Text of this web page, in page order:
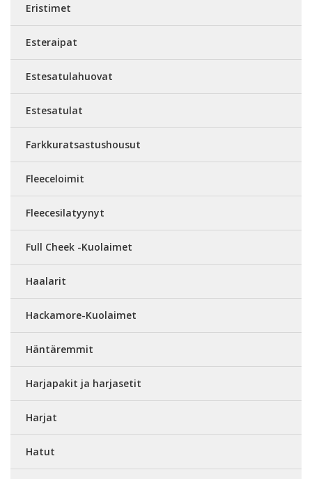
Eristimet
Esteraipat
Estesatulahuovat
Estesatulat
Farkkuratsastushousut
Fleeceloimit
Fleecesilatyynyt
Full Cheek -Kuolaimet
Haalarit
Hackamore-Kuolaimet
Häntäremmit
Harjapakit ja harjasetit
Harjat
Hatut